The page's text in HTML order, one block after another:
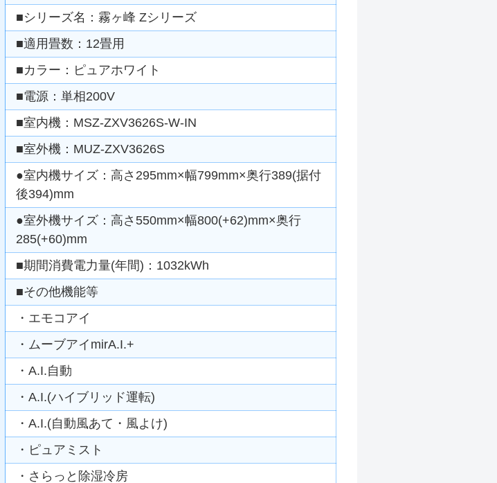
■シリーズ名：霧ヶ峰 Zシリーズ
■適用畳数：12畳用
■カラー：ピュアホワイト
■電源：単相200V
■室内機：MSZ-ZXV3626S-W-IN
■室外機：MUZ-ZXV3626S
●室内機サイズ：高さ295mm×幅799mm×奥行389(据付
後394)mm
●室外機サイズ：高さ550mm×幅800(+62)mm×奥行
285(+60)mm
■期間消費電力量(年間)：1032kWh
■その他機能等
・エモコアイ
・ムーブアイmirA.I.+
・A.I.自動
・A.I.(ハイブリッド運転)
・A.I.(自動風あて・風よけ)
・ピュアミスト
・さらっと除湿冷房